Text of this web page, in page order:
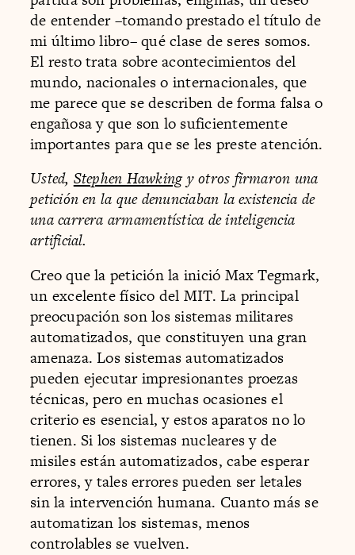
de entender –tomando prestado el título de
mi último libro– qué clase de seres somos.
El resto trata sobre acontecimientos del
mundo, nacionales o internacionales, que
me parece que se describen de forma falsa o
engañosa y que son lo suficientemente
importantes para que se les preste atención.
Usted, Stephen Hawkingy otros firmaron una
petición en la que denunciaban la existencia de
una carrera armamentística de in­teligencia
artificial.
Creo que la petición la inició Max Tegmark,
un excelente físico del MIT. La principal
preocupación son los sistemas militares
automatizados, que constituyen una gran
amenaza. Los sistemas automatizados
pueden ejecutar impresionantes proezas
técnicas, pero en muchas ocasiones el
criterio es esencial, y estos aparatos no lo
tienen. Si los sistemas nucleares y de
misiles están automatizados, cabe esperar
errores, y tales errores pueden ser letales
sin la intervención humana. Cuanto más se
automatizan los sistemas, menos
controlables se vuelven.